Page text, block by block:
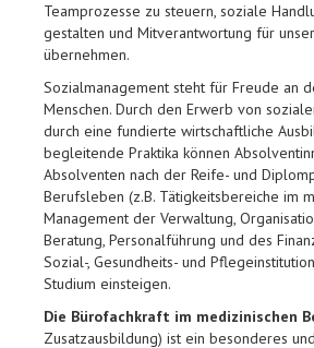
Teamprozesse zu steuern, soziale
gestalten und Mitverantwortung für
übernehmen.
Sozialmanagement steht für Freude an
Menschen. Durch den Erwerb von
durch eine fundierte wirtschaftliche
begleitende Praktika können
Absolventen nach der Reife- und
Berufsleben (z.B. Tätigkeitsbereiche im
Management der Verwaltung,
Beratung, Personalführung und des
Sozial-, Gesundheits- und
Studium einsteigen.
Die Bürofachkraft im medizinischen
Zusatzausbildung) ist ein besonderes